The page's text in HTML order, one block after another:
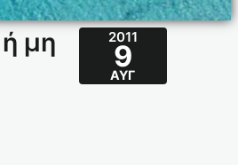
μη
2011
9
ΑΥΓ